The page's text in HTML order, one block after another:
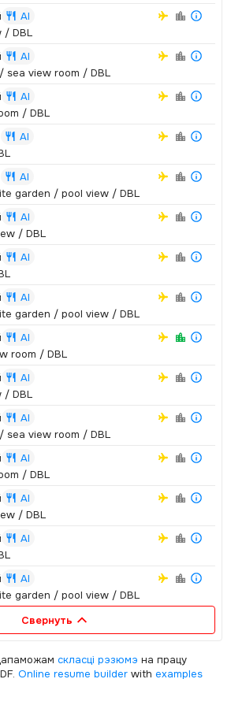
AI
/ DBL
AI
sea view room / DBL
AI
/ DBL
AI
AI
garden / pool view / DBL
AI
/ DBL
AI
AI
garden / pool view / DBL
AI
room / DBL
AI
/ DBL
AI
sea view room / DBL
AI
/ DBL
AI
/ DBL
AI
AI
garden / pool view / DBL
Свернуть
скласці рэзюмэ на працу
Online resume builderwith examples